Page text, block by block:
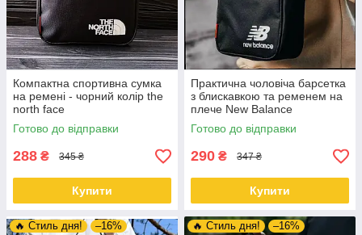
Компактна спортивна сумка
на ремені - чорний колір the
north face
Готово до відправки
288 ₴ 345 ₴
Купити
Практична чоловіча барсетка
з блискавкою та ременем на
плече New Balance
Готово до відправки
290 ₴ 347 ₴
Купити
🔥 Стиль дня! –16% 🔥 Стиль дня! –16%